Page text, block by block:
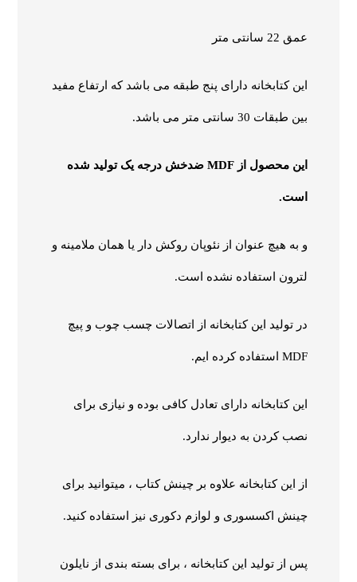
عمق 22 سانتی متر
این کتابخانه دارای پنج طبقه می باشد که ارتفاع مفید
بین طبقات 30 سانتی متر می باشد.
این محصول از MDF ضدخش درجه یک تولید شده
است.
و به هیچ عنوان از نئوپان روکش دار یا همان ملامینه و
لترون استفاده نشده است.
در تولید این کتابخانه از اتصالات چسب چوب و پیچ
MDF استفاده کرده ایم.
اینکتابخانه دارای تعادل کافی بوده و نیازی برای
نصب کردن به دیوار ندارد.
از این کتابخانه علاوه بر چینش کتاب ، میتوانید برای
چینش اکسسوری و لوازم دکوری نیز استفاده کنید.
پس از تولید این کتابخانه ، برای بسته بندی از نایلون